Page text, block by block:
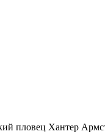
пловец Хантер